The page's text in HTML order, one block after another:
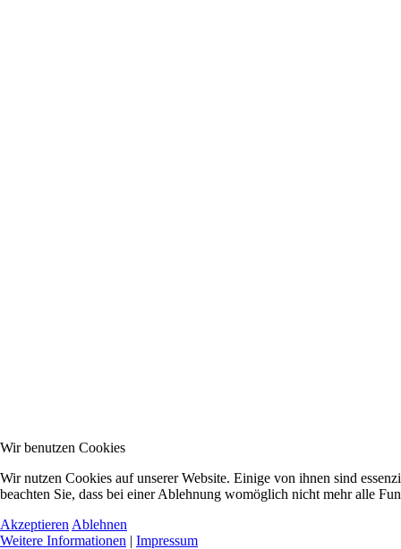
Wir benutzen Cookies
Wir nutzen Cookies auf unserer Website. Einige von ihnen sind
beachten Sie, dass bei einer Ablehnung womöglich nicht mehr alle
Akzeptieren Ablehnen
Weitere Informationen | Impressum